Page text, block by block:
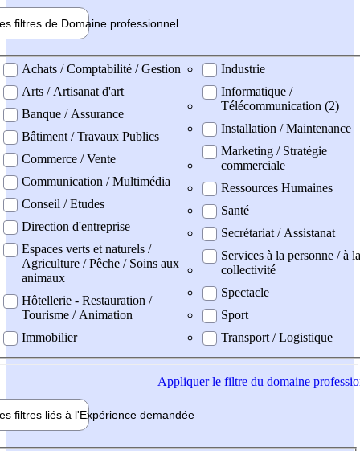
filtres de Domaine professionnel
professionel
Achats / Comptabilité / Gestion
Arts / Artisanat d'art
Banque / Assurance
Bâtiment / Travaux Publics
Commerce / Vente
Communication / Multimédia
Conseil / Etudes
Direction d'entreprise
Espaces verts et naturels /
Agriculture / Pêche / Soins aux
animaux
Hôtellerie - Restauration /
Tourisme / Animation
Immobilier
Industrie
Informatique /
Télécommunication (2)
Installation / Maintenance
Marketing / Stratégie
commerciale
Ressources Humaines
Santé
Secrétariat / Assistanat
Services à la personne / à la
collectivité
Spectacle
Sport
Transport / Logistique
Appliquerle filtre du domaine
filtres liés à l'Expérience demandée